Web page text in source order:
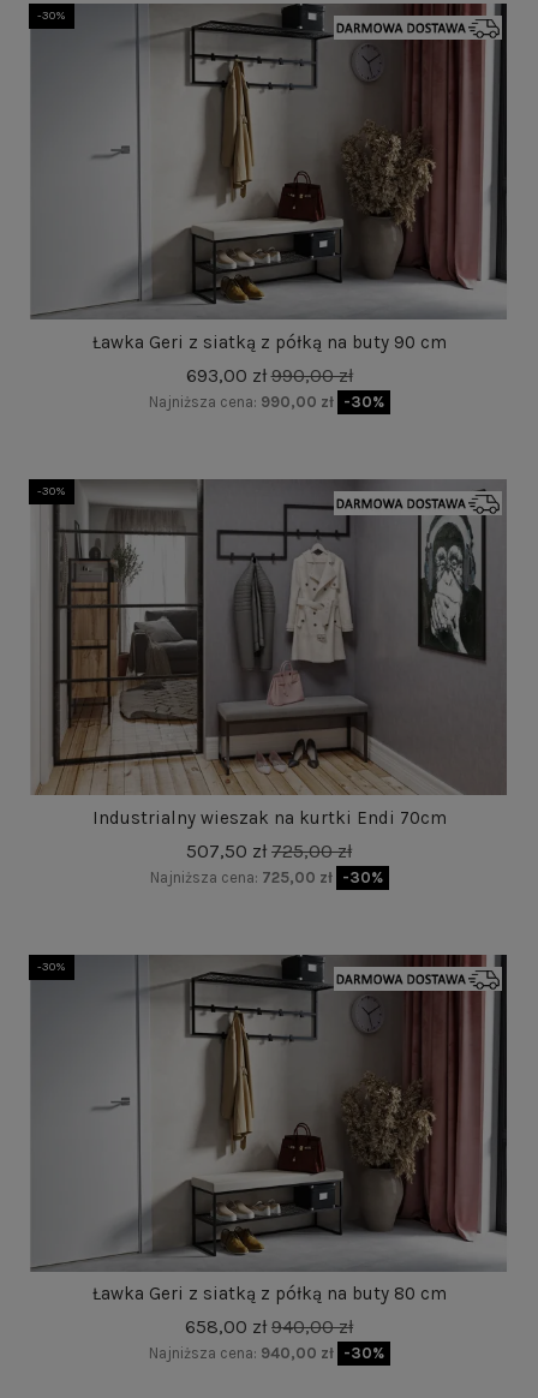
-30%
Ławka Geri z siatką z półką na buty 90 cm
693,00 zł990,00 zł
Najniższa cena: 990,00 zł -30%
-30%
Industrialny wieszak na kurtki Endi 70cm
507,50 zł 725,00 zł
Najniższa cena: 725,00 zł -30%
-30%
Ławka Geri z siatką z półką na buty 80 cm
658,00 zł 940,00 zł
Najniższa cena: 940,00 zł -30%